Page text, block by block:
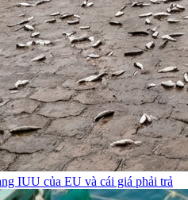
IUU của EU và cái giá phải trả